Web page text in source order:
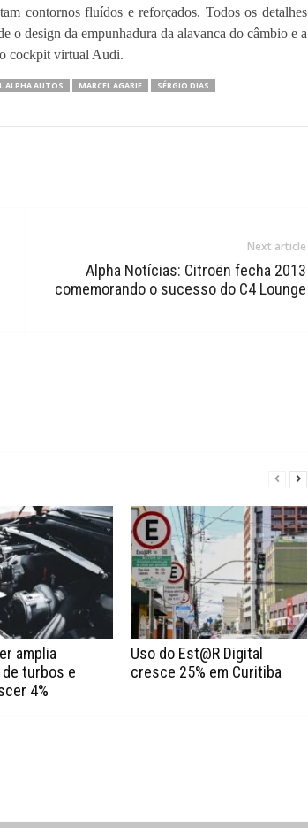
contornos fluídos e reforçados. Todos os detalhes
o design da empunhadura da alavanca do câmbio e a
cockpit virtual Audi.
ALPHA AUTOS MARCEL AGARIE
SÉRGIO DIAS
Next article
Alpha Notícias: Citroën fecha 2013
comemorando o sucesso do C4 Lounge
amplia
turbos e
4%
Uso do Est@R Digital
cresce 25% em Curitiba